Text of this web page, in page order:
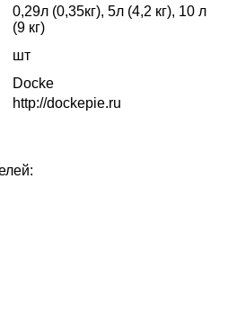
0,29л (0,35кг), 5л (4,2 кг), 10 л
(9 кг)
шт
Docke
http://dockepie.ru